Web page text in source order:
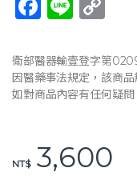
c
e
b
o
e p
y
Li
k
衛部醫器輸壹登字第
因醫藥事法規定，該商
如對商品內容有任何疑問
NT$3,600